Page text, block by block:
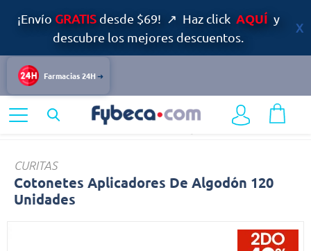
¡Envío GRATISdesde $69! ↗ Haz click AQUÍ y
descubre los mejores descuentos.
Farmacias 24H
Cuidado Personal Cotonetes
CURITAS
Cotonetes Aplicadores De Algodón 120
Unidades